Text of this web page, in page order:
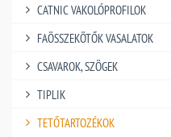
CATNIC VAKOLÓPROFILOK
FAÖSSZEKÖTŐK VASALATOK
CSAVAROK, SZÖGEK
TIPLIK
TETŐTARTOZÉKOK